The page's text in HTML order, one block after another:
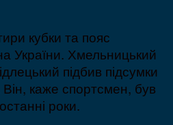
кубки та пояс
України. Хмельницький
підбив підсумки
Він, каже спортсмен, був
роки.